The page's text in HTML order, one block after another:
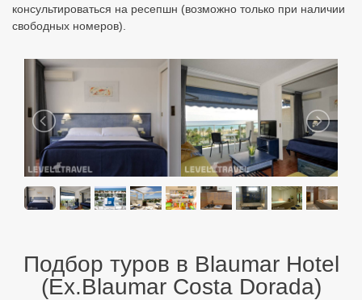
консультироваться на ресепшн (возможно только при наличии
свободных номеров).
Подбор туров в Blaumar Hotel
(Ex.Blaumar Costa Dorada)